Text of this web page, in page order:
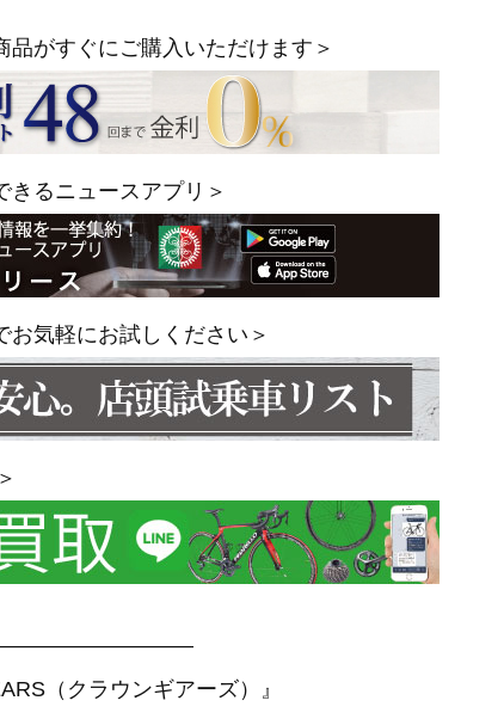
がすぐにご購入いただけます＞
きるニュースアプリ＞
お気軽にお試しください＞
（クラウンギアーズ）』